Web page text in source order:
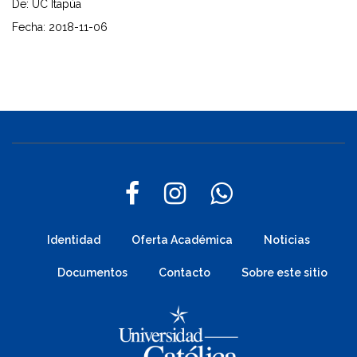
De: UC Itapúa
Fecha: 2018-11-06
Identidad Oferta Académica Noticias
Documentos Contacto Sobre este sitio